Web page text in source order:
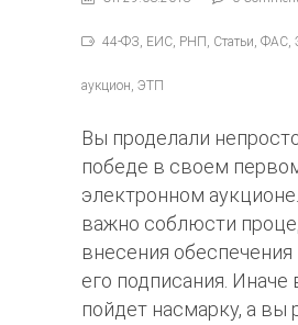
44-ФЗ, ЕИС, РНП, Статьи, ФАС,
аукцион, ЭТП
Вы проделали
победе в своем
электронном
важно соблюсти
внесения обеспечения
его подписания. Иначе
пойдет насмарку, а вы